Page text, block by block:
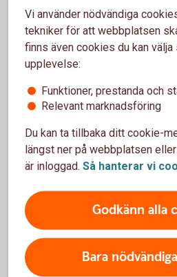
Ett bygge som är bra
Vi inledde med att beskriva Gröna
byggprojekt och det finns inte
och Linus passion och inställning.
rådgivare på Sölvesborg-Mjällby
– Jag är från Karlshamn och
Vi använder nödvändiga
tekniker för att webbplatsen
finns även cookies du kan
upplevelse:
Funktioner, prestanda och
Relevant marknadsföring
Du kan ta tillbaka ditt cookie-
längst ner på webbplatsen
är inloggad. Så hanterar vi
Godkänn alla
Bara